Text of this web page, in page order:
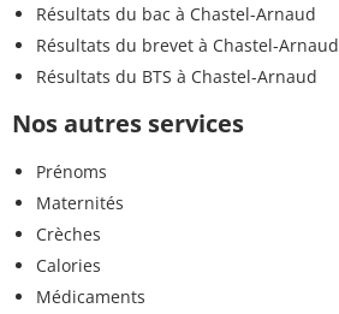
Résultats du bac à Chastel-Arnaud
Résultats du brevet à Chastel-Arnaud
Résultats du BTS à Chastel-Arnaud
Nos autres services
Prénoms
Maternités
Crèches
Calories
Médicaments